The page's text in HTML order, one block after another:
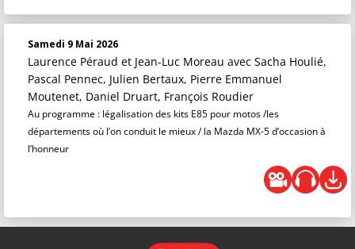
Samedi 9 Mai 2026
Laurence Péraud et Jean-Luc Moreau avec Sacha Houlié,
Pascal Pennec, Julien Bertaux, Pierre Emmanuel
Moutenet, Daniel Druart, François Roudier
Au programme : légalisation des kits E85 pour motos /les
départements où l’on conduit le mieux / la Mazda MX-5 d’occasion à
l’honneur